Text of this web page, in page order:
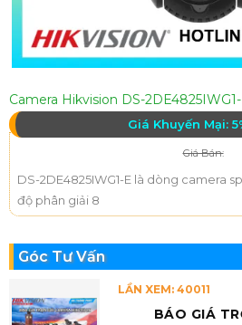
Camera Hikvision DS-
Giá Khuyến Mại:
Giá Bán:
DS-2DE4825IWG1-E là dòng camera
độ phân giải 8
Góc Tư Vấn
LẦN XEM: 40011
BÁO GIÁ